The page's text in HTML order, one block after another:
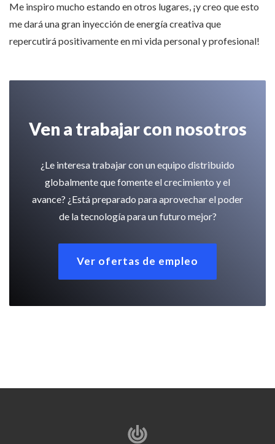
Me inspiro mucho estando en otros lugares, ¡y creo que esto
me dará una gran inyección de energía creativa que
repercutirá positivamente en mi vida personal y profesional!
Ven a trabajar con nosotros
¿Le interesa trabajar con un equipo distribuido
globalmente que fomente el crecimiento y el
avance? ¿Está preparado para aprovechar el poder
de la tecnología para un futuro mejor?
Ver ofertas de empleo